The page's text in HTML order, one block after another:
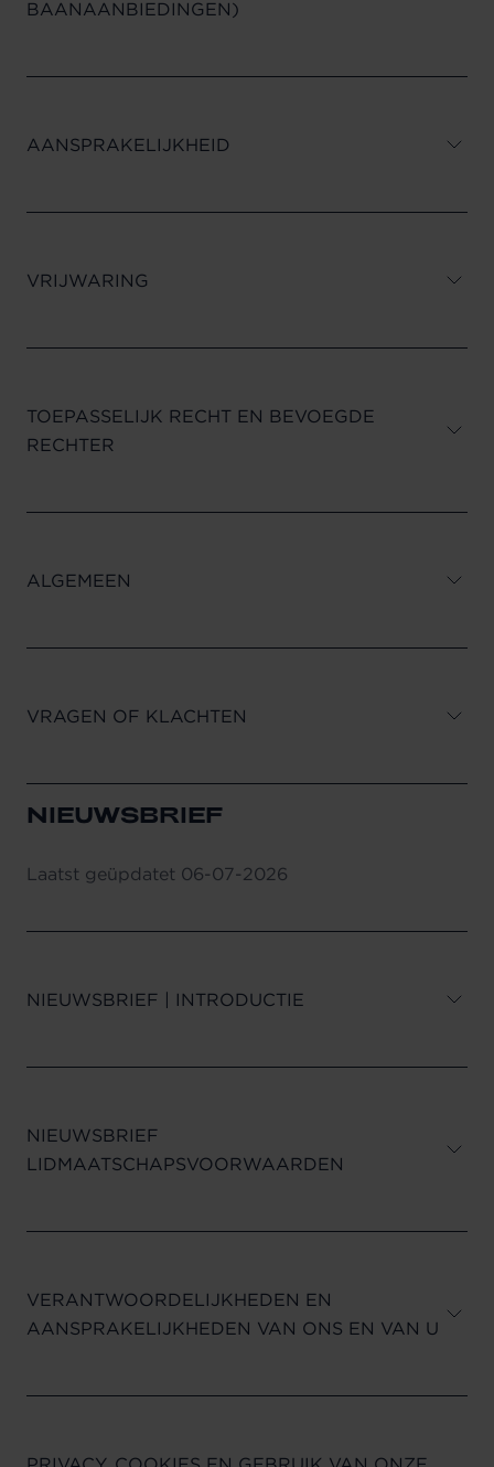
BAANAANBIEDINGEN)
AANSPRAKELIJKHEID
VRIJWARING
TOEPASSELIJK RECHT EN BEVOEGDE
RECHTER
ALGEMEEN
VRAGEN OF KLACHTEN
NIEUWSBRIEF
Laatst geüpdatet 06-07-2026
NIEUWSBRIEF | INTRODUCTIE
NIEUWSBRIEF
LIDMAATSCHAPSVOORWAARDEN
VERANTWOORDELIJKHEDEN EN
AANSPRAKELIJKHEDEN VAN ONS EN VAN U